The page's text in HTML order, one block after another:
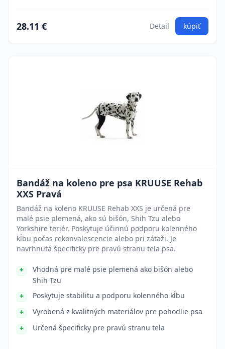
28.11 € Detail kúpiť
Bandáž na koleno pre psa KRUUSE Rehab
XXS Pravá
Bandáž na koleno KRUUSE Rehab XXS je určená pre
malé psie plemená, ako sú bišón, Shih Tzu alebo
Yorkshire teriér. Poskytuje účinnú podporu kolenného
kĺbu počas rekonvalescencie alebo pri záťaži. Je
navrhnutá špecificky pre pravú stranu tela psa.
Vhodná pre malé psie plemená ako bišón alebo
Shih Tzu
Poskytuje stabilitu a podporu kolenného kĺbu
Vyrobená z kvalitných materiálov pre pohodlie psa
Určená špecificky pre pravú stranu tela